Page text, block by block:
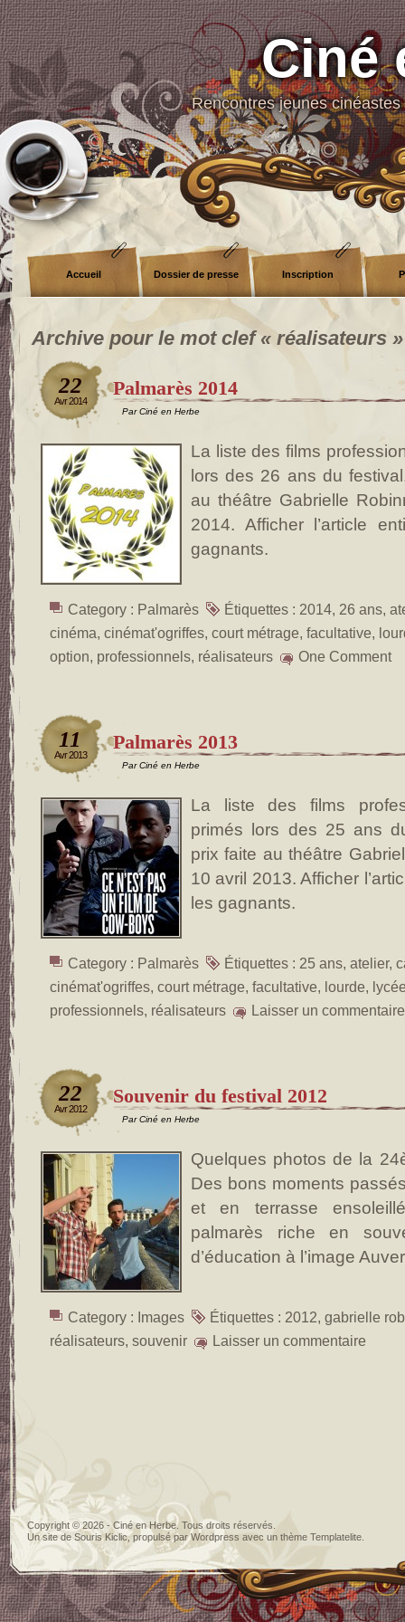
Ciné
Rencontres jeunes
Accueil Dossier de presse Inscription
Archive pour le mot clef « réalisateurs »
22
Avr 2014
Palmarès 2014
Par Ciné en Herbe
La liste des films
lors des 26 ans du
au théâtre Gabrielle
2014. Afficher l’article
gagnants.
Category : Palmarès Étiquettes : 2014, 26 ans,
cinéma, cinémat'ogriffes, court métrage, facultative,
option, professionnels, réalisateurs One Comment
11
Avr 2013
Palmarès 2013
Par Ciné en Herbe
La liste des films
primés lors des 25 ans
prix faite au théâtre
10 avril 2013. Afficher
les gagnants.
Category : Palmarès Étiquettes : 25 ans, atelier,
cinémat'ogriffes, court métrage, facultative, lourde,
professionnels, réalisateurs Laisser un commentaire
22
Avr 2012
Souvenir du festival 2012
Par Ciné en Herbe
Quelques photos de la
Des bons moments
et en terrasse
palmarès riche en
d’éducation à l’image
Category : Images Étiquettes : 2012, gabrielle
réalisateurs, souvenir Laisser un commentaire
Copyright © 2026 - Ciné en Herbe. Tous droits réservés.
Un site de Souris Kiclic, propulsé parWordpress avec un thème Templatelite